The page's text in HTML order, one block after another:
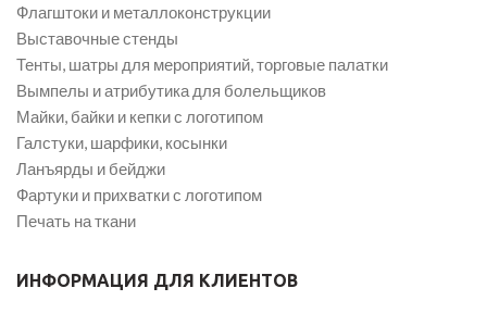
Флагштоки и металлоконструкции
Выставочные стенды
Тенты, шатры для мероприятий, торговые палатки
Вымпелы и атрибутика для болельщиков
Майки, байки и кепки с логотипом
Галстуки, шарфики, косынки
Ланъярды и бейджи
Фартуки и прихватки с логотипом
Печать на ткани
ИНФОРМАЦИЯ ДЛЯ КЛИЕНТОВ